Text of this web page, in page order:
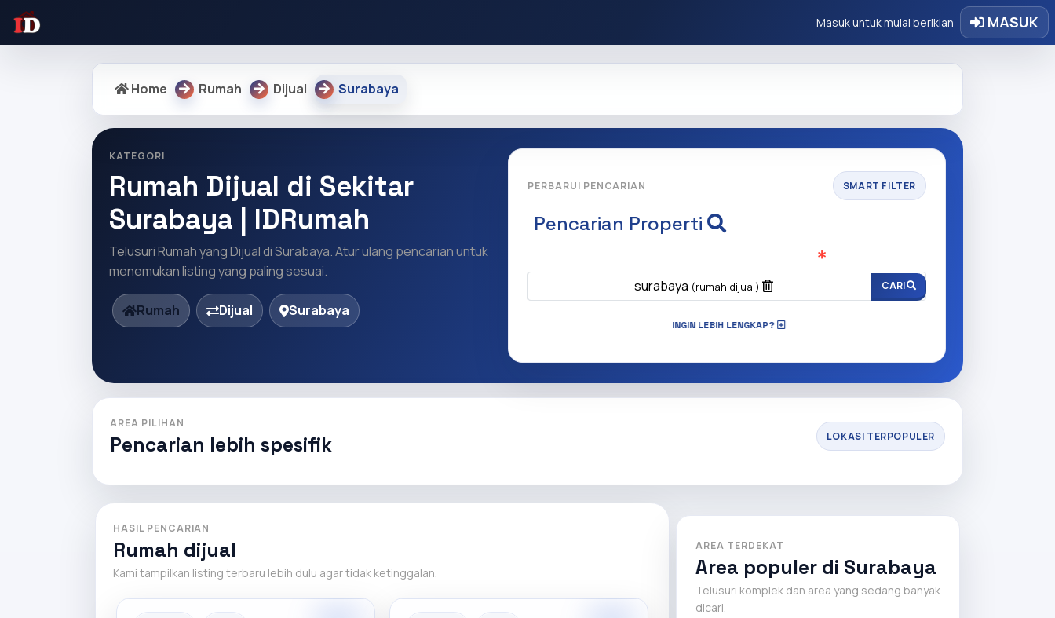
Masuk untuk mulai beriklan MASUK
Home Rumah Dijual Surabaya
KATEGORI
Rumah Dijual di Sekitar
Surabaya | IDRumah
Telusuri Rumah yang Dijual di Surabaya. Atur ulang pencarian untuk
menemukan listing yang paling sesuai.
Rumah Dijual Surabaya
PERBARUI PENCARIAN SMART FILTER
Pencarian Properti
surabaya (rumah dijual) CARI
INGIN LEBIH LENGKAP?
AREA PILIHAN
Pencarian lebih spesifik LOKASI TERPOPULER
HASIL PENCARIAN
Rumah dijual
Kami tampilkan listing terbaru lebih dulu agar tidak ketinggalan.
AREA TERDEKAT
Area populer di Surabaya
Telusuri komplek dan area yang sedang banyak
dicari.